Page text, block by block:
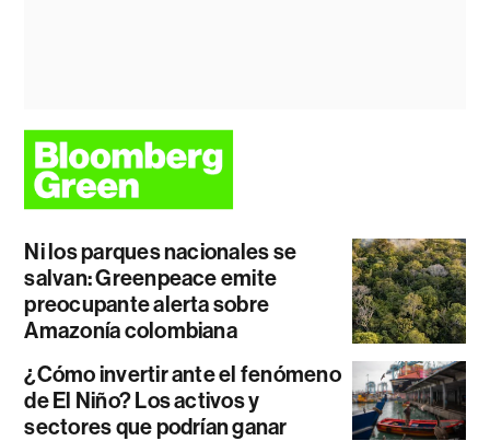
Ni los parques nacionales se
salvan: Greenpeace emite
preocupante alerta sobre
Amazonía colombiana
¿Cómo invertir ante el fenómeno
de El Niño? Los activos y
sectores que podrían ganar